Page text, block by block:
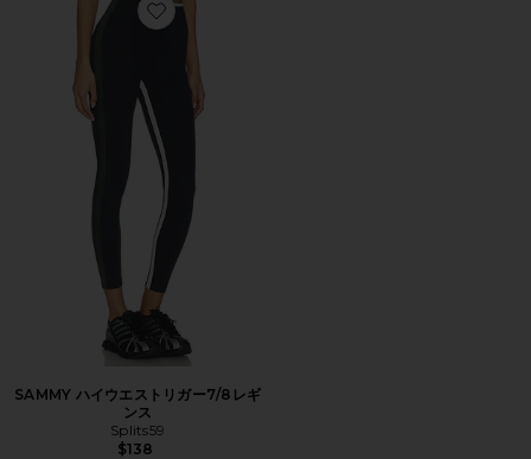
Favorite SAMMY ハイウエストリガー7/8レギンス
SAMMY ハイウエストリガー7/8レギ
ンス
Splits59
$138